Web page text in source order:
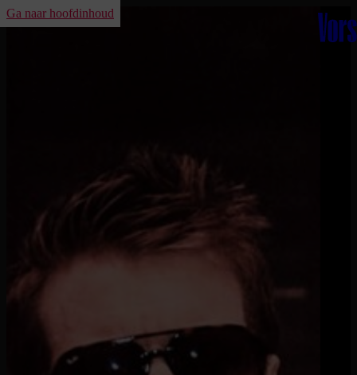
Ga naar hoofdinhoud